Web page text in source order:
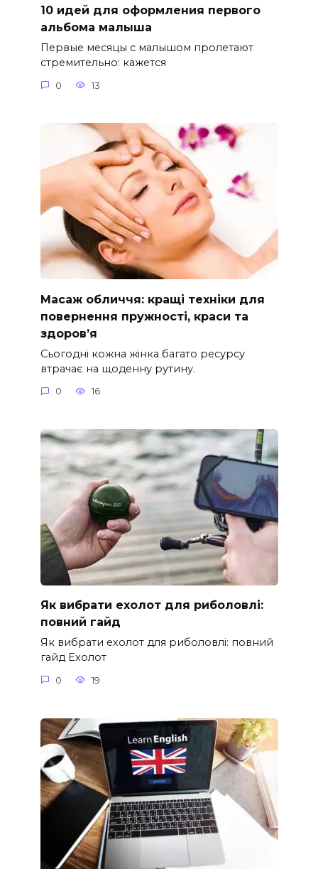
10 идей для оформления первого
альбома малыша
Первые месяцы с малышом пролетают
стремительно: кажется
0 13
Масаж обличчя: кращі техніки для
повернення пружності, краси та
здоров’я
Сьогодні кожна жінка багато ресурсу
втрачає на щоденну рутину.
0 16
Як вибрати ехолот для риболовлі:
повний гайд
Як вибрати ехолот для риболовлі: повний
гайд Ехолот
0 19